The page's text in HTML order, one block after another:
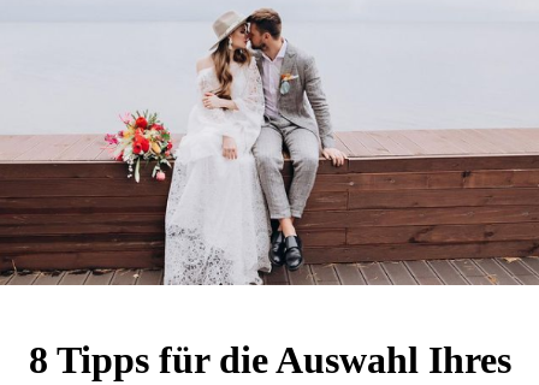
8 Tipps für die Auswahl Ihres